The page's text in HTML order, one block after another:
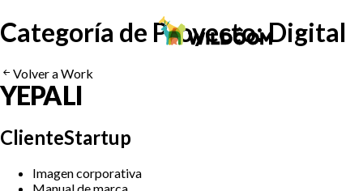
Skip
to
WILDÔOM
Categoría de Proyecto:Digital
Volver a Work
YEPALI
ClienteStartup
Imagen corporativa
Manual de marca